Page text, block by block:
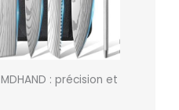
: précision et